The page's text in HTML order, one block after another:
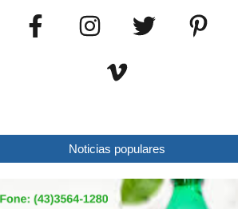
Noticias populares